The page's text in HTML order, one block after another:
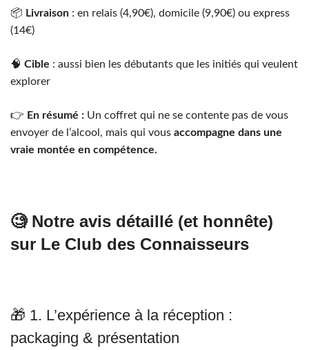
📦 Livraison : en relais (4,90€), domicile (9,90€) ou express
(14€)
🧠 Cible : aussi bien les débutants que les initiés qui veulent
explorer
👉 En résumé : Un coffret qui ne se contente pas de vous
envoyer de l’alcool, mais qui vous accompagne dans une
vraie montée en compétence.
🧐 Notre avis détaillé (et honnête)
sur Le Club des Connaisseurs
🎁 1. L’expérience à la réception :
packaging & présentation